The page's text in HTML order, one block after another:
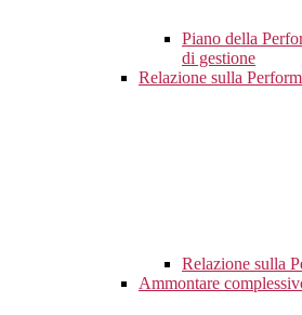
Piano della
di gestione
Relazione sulla
Relazione sulla
Ammontare